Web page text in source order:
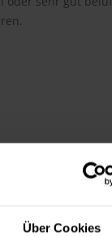
Über Cookies